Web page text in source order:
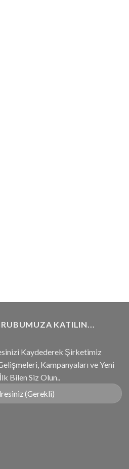
KATILIN...
Kaydederek Şirketimiz
Kampanyaları ve Yeni
Bilen Siz Olun..